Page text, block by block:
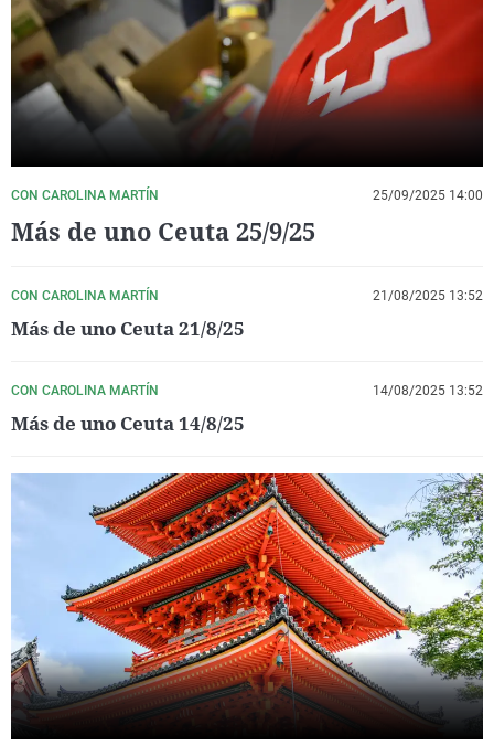
La rosa de los vientos
Gente viajera
Como el perro y el
Caso
Retornados
Equipo de
Operación Viuda
Extremadura
Galicia
La Rioja
Navarra
País Vasco
Virales
Televisión
Elecciones
CON CAROLINA MARTÍN 25/09/2025 14:00
Más de uno Ceuta 25/9/25
CON CAROLINA MARTÍN 21/08/2025 13:52
Más de uno Ceuta 21/8/25
CON CAROLINA MARTÍN 14/08/2025 13:52
Más de uno Ceuta 14/8/25